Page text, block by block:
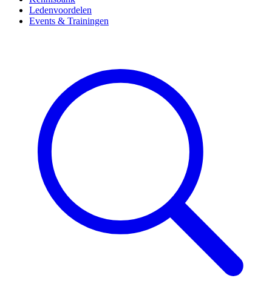
Ledenvoordelen
Events & Trainingen